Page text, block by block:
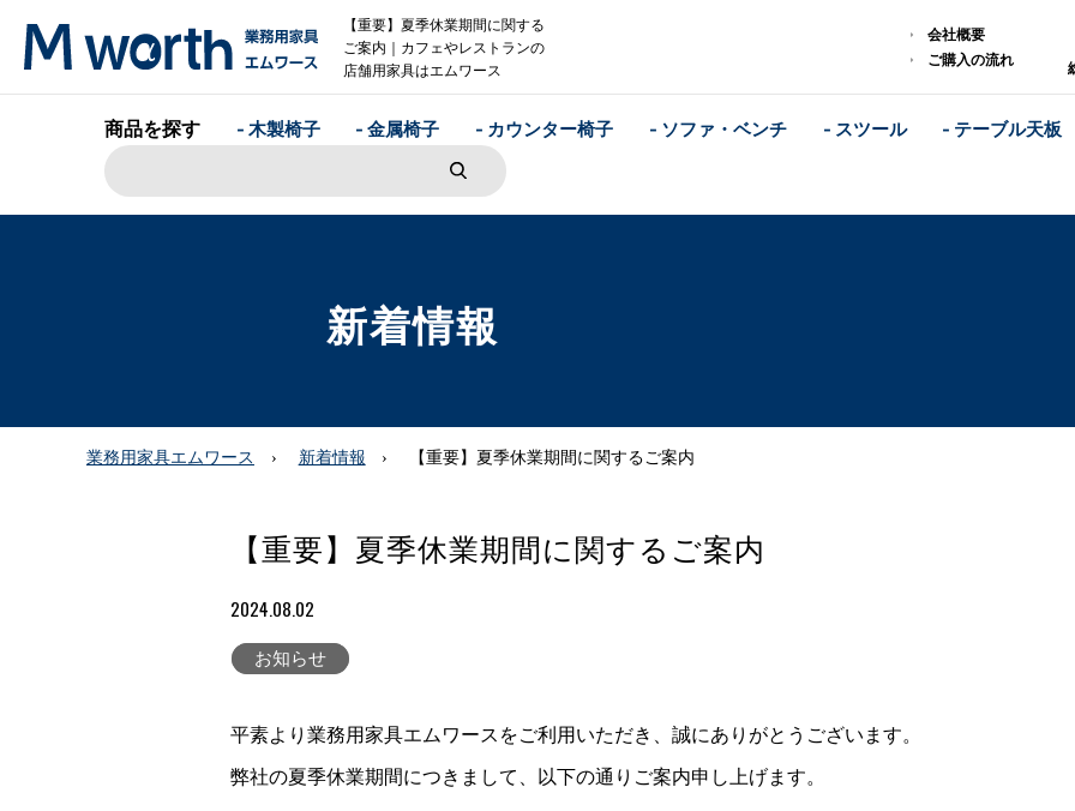
【重要】夏季休業期間に関する
ご案内｜カフェやレストランの
店舗用家具はエムワース
会社概要
ご購入の流れ
商品を探す - 木製椅子 - 金属椅子 - カウンター椅子 - ソファ・ベンチ - スツール - テーブル天板
新着情報
業務用家具エムワース 新着情報 【重要】夏季休業期間に関するご案内
【重要】夏季休業期間に関するご案内
2024.08.02
お知らせ
平素より業務用家具エムワースをご利用いただき、誠にありがとうございます。
弊社の夏季休業期間につきまして、以下の通りご案内申し上げます。